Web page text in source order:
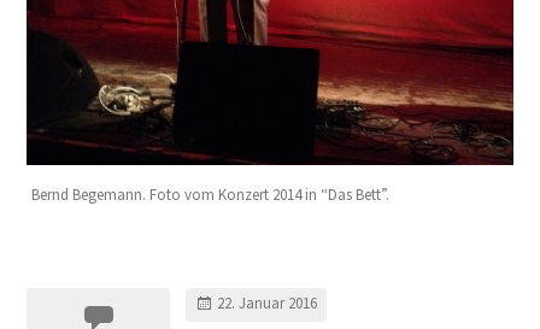
Bernd Begemann. Foto vom Konzert 2014 in “Das Bett”.
22. Januar 2016